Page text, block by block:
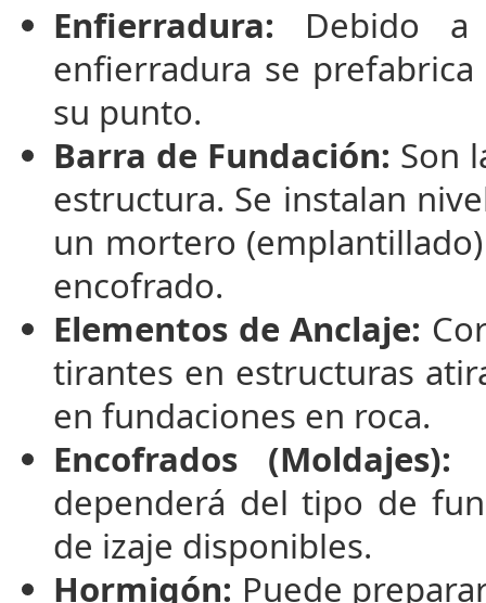
Enfierradura: Debido a
enfierradura se
su punto.
Barra de Fundación: Son
estructura. Se instalan
un mortero
encofrado.
Elementos de Anclaje:
tirantes en estructuras
en fundaciones en roca.
Encofrados (Moldajes):
dependerá del tipo de
de izaje disponibles.
Hormigón: Puede